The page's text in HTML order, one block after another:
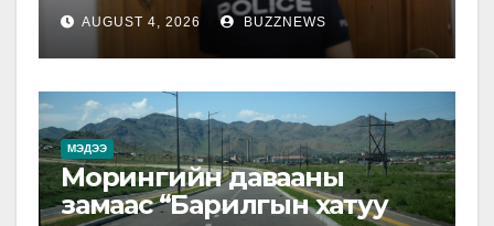
AUGUST 4, 2026 BUZZNEWS
МЭДЭЭ
Морингийн давааны
замаас “Барилгын хатуу